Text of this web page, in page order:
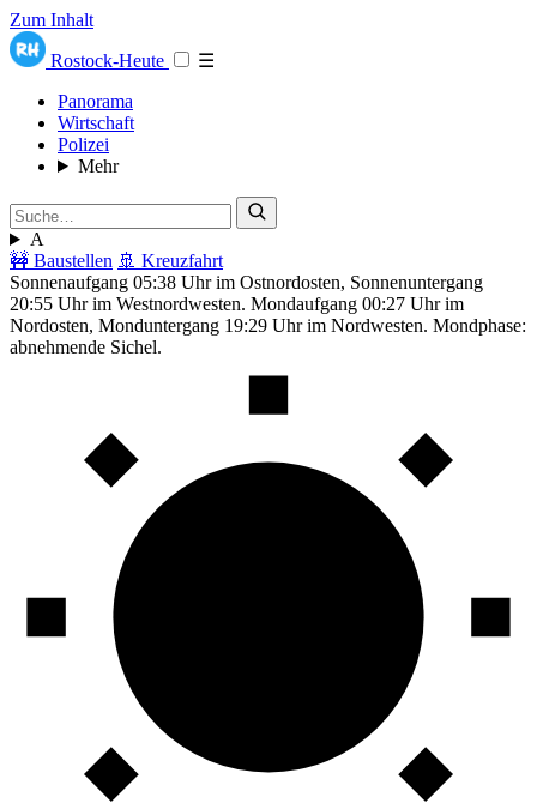
Zum Inhalt
Rostock-Heute
☰
Panorama
Wirtschaft
Polizei
Mehr
A
🚧 Baustellen 🚢 Kreuzfahrt
Sonnenaufgang 05:38 Uhr im Ostnordosten, Sonnenuntergang
20:55 Uhr im Westnordwesten. Mondaufgang 00:27 Uhr im
Nordosten, Monduntergang 19:29 Uhr im Nordwesten. Mondphase:
abnehmende Sichel.